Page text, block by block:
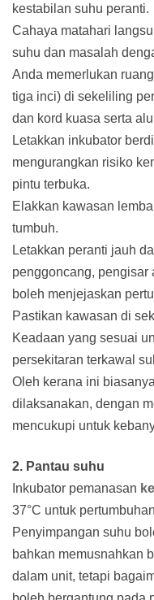
kestabilan suhu peranti.
Cahaya matahari
suhu dan masalah
Anda memerlukan
tiga inci) di sekeliling
dan kord kuasa serta
Letakkan inkubator
mengurangkan risiko
pintu terbuka.
Elakkan kawasan
tumbuh.
Letakkan peranti jauh
penggoncang, pengisar
boleh menjejaskan
Pastikan kawasan di
Keadaan yang sesuai
persekitaran terkawal
Oleh kerana ini
dilaksanakan, dengan
mencukupi untuk
2. Pantau suhu
Inkubator pemanasan
37°C untuk
Penyimpangan suhu
bahkan memusnahkan
dalam unit, tetapi